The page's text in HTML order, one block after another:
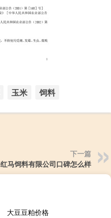
玉米 饲料
下一篇
马饲料有限公司口碑怎么样
大豆豆粕价格